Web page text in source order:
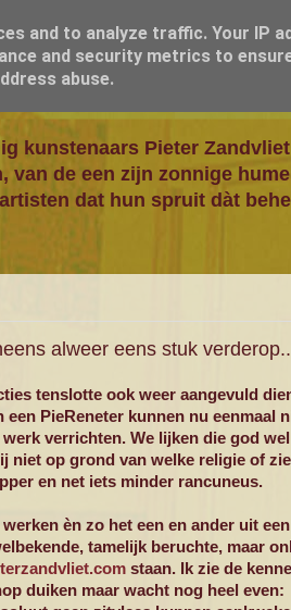
kunstenaars Pieter
van de een zijn zonnige
dat hun spruit dàt
alweer eens stuk
tenslotte ook weer aangevuld
een PieReneter kunnen nu eenmaal
verrichten. We lijken die god
niet op grond van welke religie of
en net iets minder rancuneus.
èn zo het een en ander uit
tamelijk beruchte, maar
staan. Ik zie de
duiken maar wacht nog heel even:
and to analyze traffic. Your IP
and security metrics to
abuse.